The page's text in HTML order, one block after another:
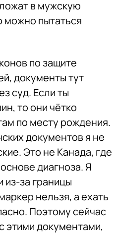
в мужскую
можно пытаться
по защите
документы тут
суд. Если ты
то они чётко
по месту рождения.
документов я не
Это не Канада, где
диагноза. Я
из-за границы
нельзя, а ехать
Поэтому сейчас
этими документами,